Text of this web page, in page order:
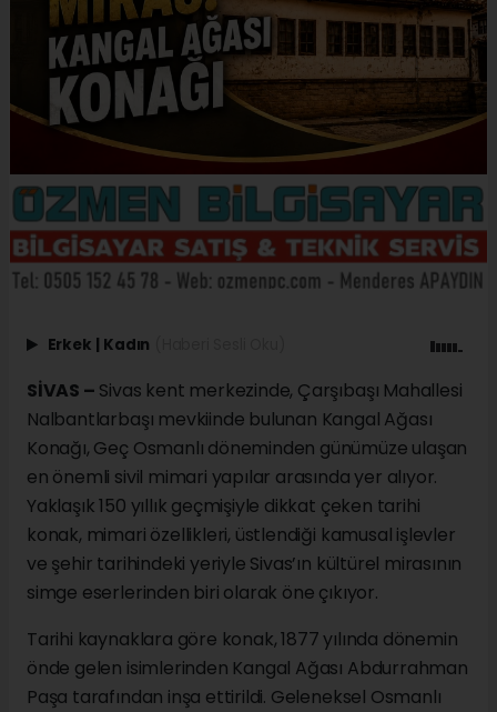
Erkek Kadın
SİVAS – Sivas kent merkezinde, Çarşıbaşı Mahallesi
Nalbantlarbaşı mevkiinde bulunan Kangal Ağası
Konağı, Geç Osmanlı döneminden günümüze ulaşan
en önemli sivil mimari yapılar arasında yer alıyor.
Yaklaşık 150 yıllık geçmişiyle dikkat çeken tarihi
konak, mimari özellikleri, üstlendiği kamusal işlevler
ve şehir tarihindeki yeriyle Sivas’ın kültürel mirasının
simge eserlerinden biri olarak öne çıkıyor.
Tarihi kaynaklara göre konak, 1877 yılında dönemin
önde gelen isimlerinden Kangal Ağası Abdurrahman
Paşa tarafından inşa ettirildi. Geleneksel Osmanlı